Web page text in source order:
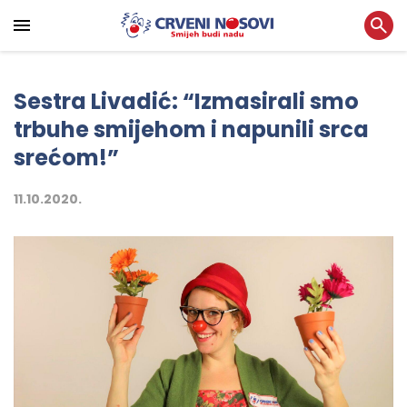
Sestra Livadić: “Izmasirali smo
trbuhe smijehom i napunili srca
srećom!”
11.10.2020.